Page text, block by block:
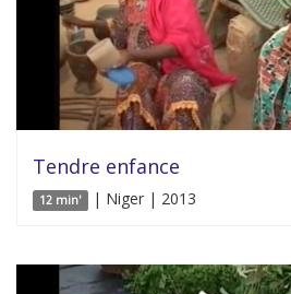
Tendre enfance
12 min' | Niger | 2013